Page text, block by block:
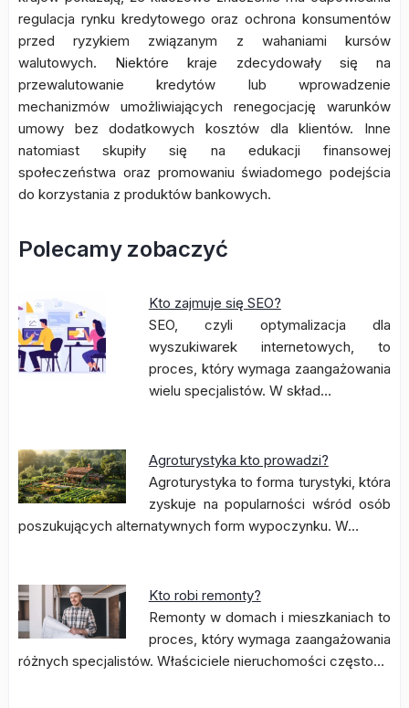
regulacja rynku kredytowego oraz ochrona konsumentów
przed ryzykiem związanym z wahaniami kursów
walutowych. Niektóre kraje zdecydowały się na
przewalutowanie kredytów lub wprowadzenie
mechanizmów umożliwiających renegocjację warunków
umowy bez dodatkowych kosztów dla klientów. Inne
natomiast skupiły się na edukacji finansowej
społeczeństwa oraz promowaniu świadomego podejścia
do korzystania z produktów bankowych.
Polecamy zobaczyć
Kto zajmuje się SEO?
SEO, czyli optymalizacja dla
wyszukiwarek internetowych, to
proces, który wymaga zaangażowania
wielu specjalistów. W skład…
Agroturystyka kto prowadzi?
Agroturystyka to forma turystyki, która
zyskuje na popularności wśród osób
poszukujących alternatywnych form wypoczynku. W…
Kto robi remonty?
Remonty w domach i mieszkaniach to
proces, który wymaga zaangażowania
różnych specjalistów. Właściciele nieruchomości często…